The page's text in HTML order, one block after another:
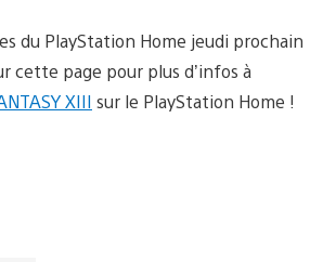
du PlayStation Home jeudi prochain
cette page pour plus d’infos à
XIII sur le PlayStation Home !